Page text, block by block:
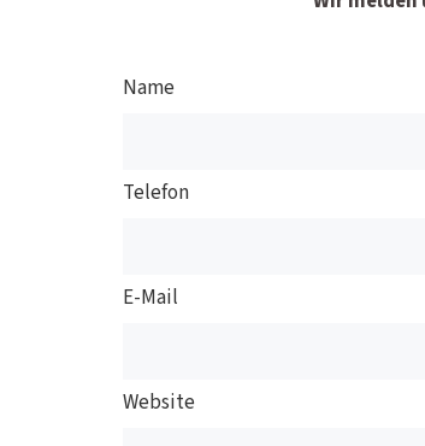
Name
Telefon
E-Mail
Website